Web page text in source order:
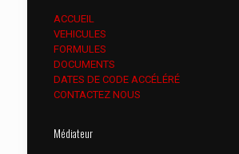
ACCUEIL
VEHICULES
FORMULES
DOCUMENTS
DATES DE CODE ACCÉLÉRÉ
CONTACTEZ NOUS
Médiateur